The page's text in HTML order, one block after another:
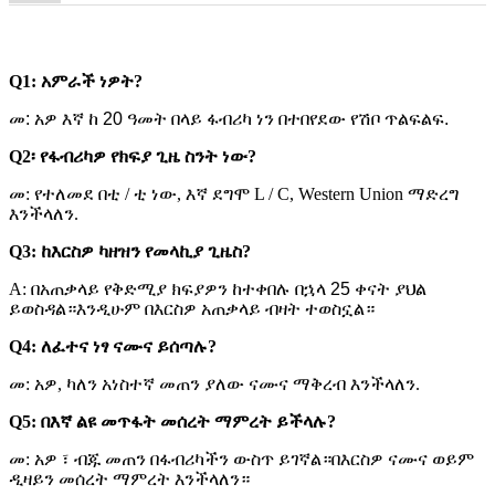
Q1: አምራች ነዎት?
መ: አዎ እኛ ከ 20 ዓመት በላይ ፋብሪካ ነን በተበየደው የሽቦ ጥልፍልፍ.
Q2፡ የፋብሪካዎ የክፍያ ጊዜ ስንት ነው?
መ: የተለመደ በቲ / ቲ ነው, እኛ ደግሞ L / C, Western Union ማድረግ
እንችላለን.
Q3: ከእርስዎ ካዘዝን የመላኪያ ጊዜስ?
A: በአጠቃላይ የቅድሚያ ክፍያዎን ከተቀበሉ በኋላ 25 ቀናት ያህል
ይወስዳል።እንዲሁም በእርስዎ አጠቃላይ ብዛት ተወስኗል።
Q4: ለፈተና ነፃ ናሙና ይሰጣሉ?
መ: አዎ, ካለን አነስተኛ መጠን ያለው ናሙና ማቅረብ እንችላለን.
Q5: በእኛ ልዩ መጥፋት መሰረት ማምረት ይችላሉ?
መ: አዎ ፣ ብጁ መጠን በፋብሪካችን ውስጥ ይገኛል።በእርስዎ ናሙና ወይም
ዲዛይን መሰረት ማምረት እንችላለን።